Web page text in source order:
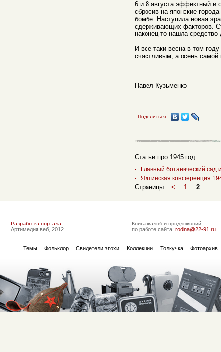
6 и 8 августа эффектный и
сбросив на японские
бомбе. Наступила новая
сдерживающих факторов.
наконец-то нашла
И все-таки весна в том
счастливым, а осень самой
Павел Кузьменко
Поделиться
Статьи про 1945 год:
Главный ботанический сад
Ялтинская конференция
Страницы: < 1 2
Разработка портала
Артимедия веб, 2012
Книга жалоб и предложений
по работе сайта: rodina@22-91.ru
Темы Фольклор Свидетели эпохи Коллекции Толкучка Фотоархив